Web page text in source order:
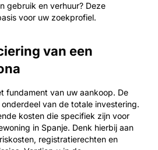
gebruik en verhuur? Deze
voor uw zoekprofiel.
van een
fundament van uw aankoop. De
van de totale investering.
kosten die specifiek zijn voor
in Spanje. Denk hierbij aan
registratierechten en